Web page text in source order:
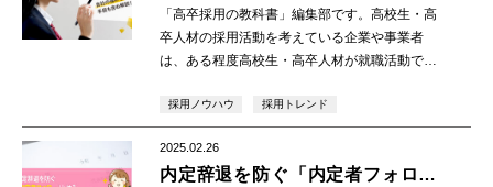
ケジュールとは？自社の強みを発
信する手段も含め解説！
「高卒採用の教科書」編集部です。高校生・高
卒人材の採用活動を考えている企業や事業者
は、ある程度高校生・高卒人材が就職活動で動
る人材像を明確に発信していくことが重要にな
ります。求人 […]
採用ノウハウ 採用トレンド
2025.02.26
内定辞退を防ぐ「内定者フォロ